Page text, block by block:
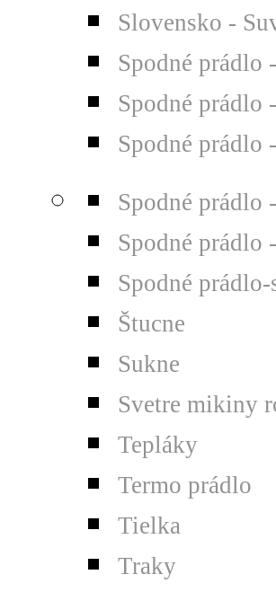
Slovensko -
Spodné prádlo
Spodné prádlo
Spodné prádlo
Spodné prádlo
Spodné prádlo
Spodné
Štucne
Sukne
Svetre mikiny
Tepláky
Termo prádlo
Tielka
Traky